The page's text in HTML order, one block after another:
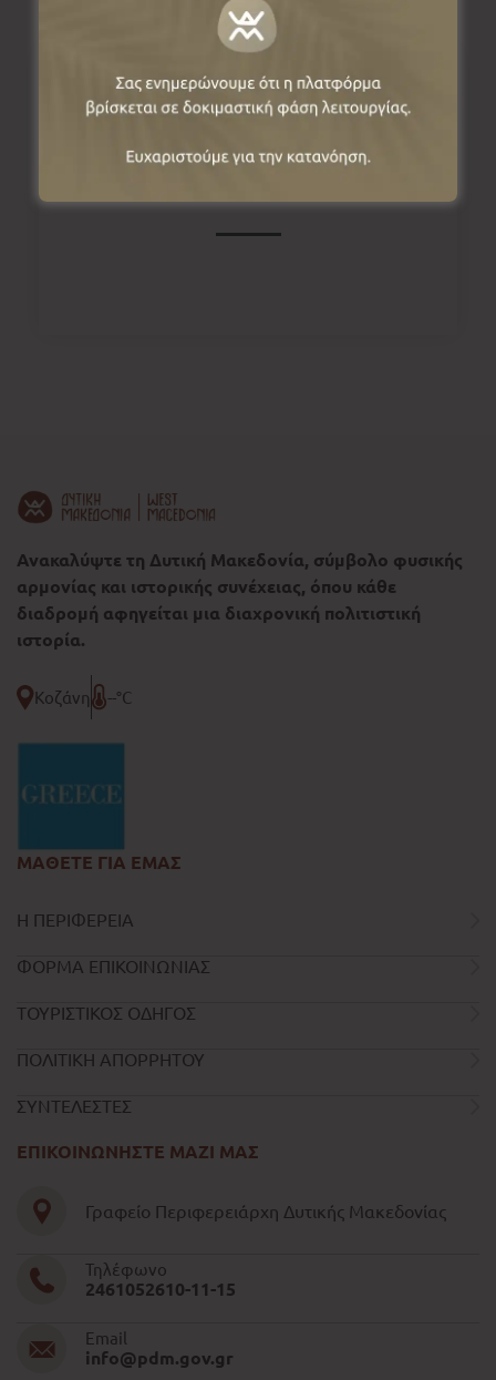
Πληροφορίες
Ψαράδες, 53077, Φλώρινα, Ελλάδα
Ανακαλύψτε τη Δυτική Μακεδονία, σύμβολο φυσικής
αρμονίας και ιστορικής συνέχειας, όπου κάθε
διαδρομή αφηγείται μια διαχρονική πολιτιστική
ιστορία.
Κοζάνη --°C
ΜΑΘΕΤΕ ΓΙΑ ΕΜΑΣ
Η ΠΕΡΙΦΕΡΕΙΑ
ΦΟΡΜΑ ΕΠΙΚΟΙΝΩΝΙΑΣ
ΤΟΥΡΙΣΤΙΚΟΣ ΟΔΗΓΟΣ
ΠΟΛΙΤΙΚΗ ΑΠΟΡΡΗΤΟΥ
ΣΥΝΤΕΛΕΣΤΕΣ
ΕΠΙΚΟΙΝΩΝΗΣΤΕ ΜΑΖΙ ΜΑΣ
Γραφείο Περιφερειάρχη Δυτικής Μακεδονίας
Τηλέφωνο
2461052610-11-15
Email
info@pdm.gov.gr